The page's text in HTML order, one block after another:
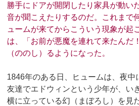
勝手にドアが開閉したり家具が動い
音が聞こえたりするのだ。これまで
ュームが来てからこういう現象が起
は、「お前が悪魔を連れて来たんだ
（ののし）るようになった。
1846年のある日、ヒュームは、夜中
友達でエドウィンという少年が、い
横に立っている幻（まぼろし）を見